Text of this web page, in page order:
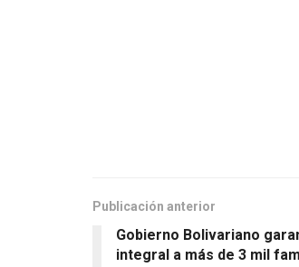
Publicación anterior
Gobierno Bolivariano
integral a más de 3 mil